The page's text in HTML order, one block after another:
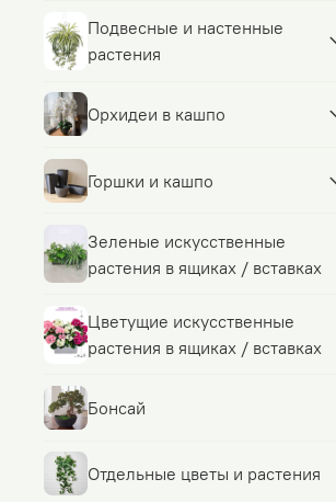
Подвесные и настенные
растения
Орхидеи в кашпо
Горшки и кашпо
Зеленые искусственные
растения в ящиках / вставках
Цветущие искусственные
растения в ящиках / вставках
Бонсай
Отдельные цветы и растения